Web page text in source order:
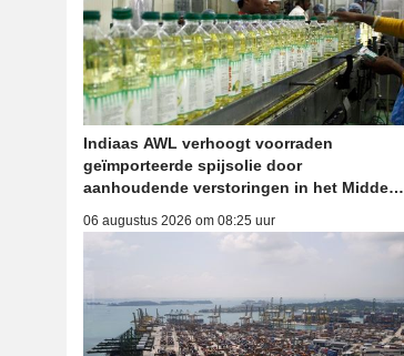
Indiaas AWL verhoogt voorraden
geïmporteerde spijsolie door
aanhoudende verstoringen in het Midden-
06 augustus 2026 om 08:25 uur